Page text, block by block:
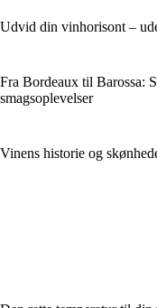
Udvid din vinhorisont –
Fra Bordeaux til Barossa:
smagsoplevelser
Vinens historie og